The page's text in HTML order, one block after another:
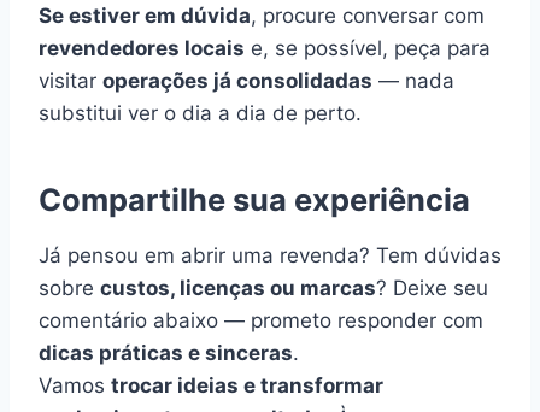
Se estiver em dúvida, procure conversar com
revendedores locais e, se possível, peça para
visitar operações já consolidadas — nada
substitui ver o dia a dia de perto.
Compartilhe sua experiência
Já pensou em abrir uma revenda? Tem dúvidas
sobre custos, licenças ou marcas? Deixe seu
comentário abaixo — prometo responder com
dicas práticas e sinceras.
Vamos trocar ideias e transformar